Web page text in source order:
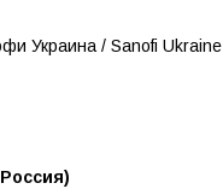
Украина / Sanofi Ukraine